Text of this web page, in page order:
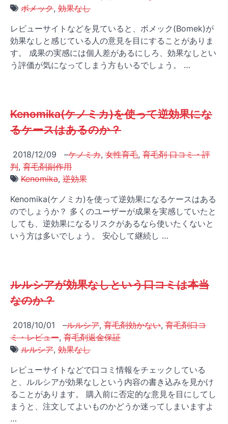
ボメック, 効果なし
レビューサイトなどを見ていると、ボメック(Bomek)が
効果なしと感じている人の意見を目にすることがありま
す。 成果の実感には個人差があるにしろ、効果なしとい
う評価が気になってしまう方もいるでしょう。 …
Kenomika(ケノミカ)を使って逆効果にな
るケースはあるのか？
2018/12/09 –ケノミカ, 女性育毛, 育毛剤 口コミ・評
判, 育毛剤副作用
Kenomika, 逆効果
Kenomika(ケノミカ)を使って逆効果になるケースはある
のでしょうか？ 多くのユーザーが成果を実感していたと
しても、逆効果になるリスクがあるなら使いたくないと
いう方は多いでしょう。 安心して継続し …
ルルシアが効果なしという口コミは本当
なのか？
2018/10/01 –ルルシア, 育毛剤効かない, 育毛剤口コ
ミ・レビュー, 育毛剤返金保証
ルルシア, 効果なし
レビューサイトなどで口コミ情報をチェックしている
と、ルルシアが効果なしという内容の書き込みを見かけ
ることがあります。 購入前に否定的な意見を目にしてし
まうと、注文してよいものかどうか迷ってしまいますよ
…